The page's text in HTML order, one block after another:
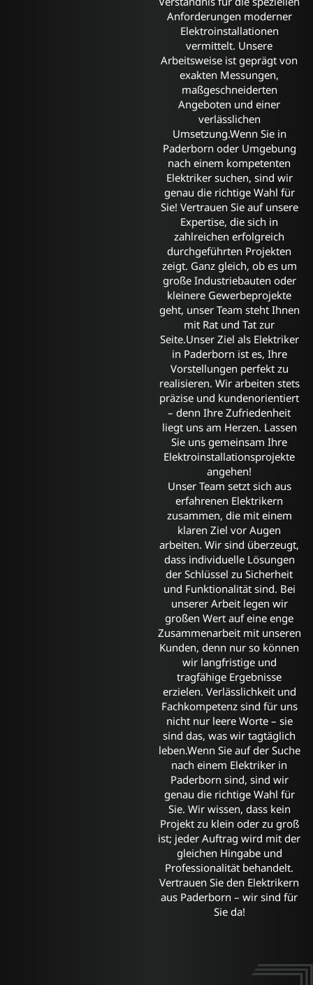
Anforderungen moderner
Elektroinstallationen
vermittelt. Unsere
Arbeitsweise ist geprägt von
exakten Messungen,
maßgeschneiderten
Angeboten und einer
verlässlichen
Umsetzung.Wenn Sie in
Paderborn oder Umgebung
nach einem kompetenten
Elektriker suchen, sind wir
genau die richtige Wahl für
Sie! Vertrauen Sie auf unsere
Expertise, die sich in
zahlreichen erfolgreich
durchgeführten Projekten
zeigt. Ganz gleich, ob es um
große Industriebauten oder
kleinere Gewerbeprojekte
geht, unser Team steht Ihnen
mit Rat und Tat zur
Seite.Unser Ziel als Elektriker
in Paderborn ist es, Ihre
Vorstellungen perfekt zu
realisieren. Wir arbeiten stets
präzise und kundenorientiert
– denn Ihre Zufriedenheit
liegt uns am Herzen. Lassen
Sie uns gemeinsam Ihre
Elektroinstallationsprojekte
angehen!
Unser Team setzt sich aus
erfahrenen Elektrikern
zusammen, die mit einem
klaren Ziel vor Augen
arbeiten. Wir sind überzeugt,
dass individuelle Lösungen
der Schlüssel zu Sicherheit
und Funktionalität sind. Bei
unserer Arbeit legen wir
großen Wert auf eine enge
Zusammenarbeit mit unseren
Kunden, denn nur so können
wir langfristige und
tragfähige Ergebnisse
erzielen. Verlässlichkeit und
Fachkompetenz sind für uns
nicht nur leere Worte – sie
sind das, was wir tagtäglich
leben.Wenn Sie auf der Suche
nach einem Elektriker in
Paderborn sind, sind wir
genau die richtige Wahl für
Sie. Wir wissen, dass kein
Projekt zu klein oder zu groß
ist; jeder Auftrag wird mit der
gleichen Hingabe und
Professionalität behandelt.
Vertrauen Sie den Elektrikern
aus Paderborn – wir sind für
Sie da!